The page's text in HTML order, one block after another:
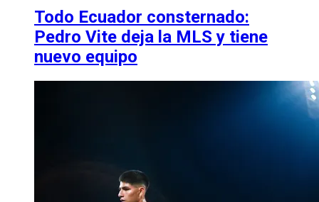
Todo Ecuador consternado:
Pedro Vite deja la MLS y tiene
nuevo equipo